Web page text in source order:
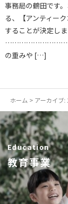
事務局の鶴田です
る、【アンティー
することが決定しま
の重みや […]
ホーム > アーカイブ
Education
教育事業